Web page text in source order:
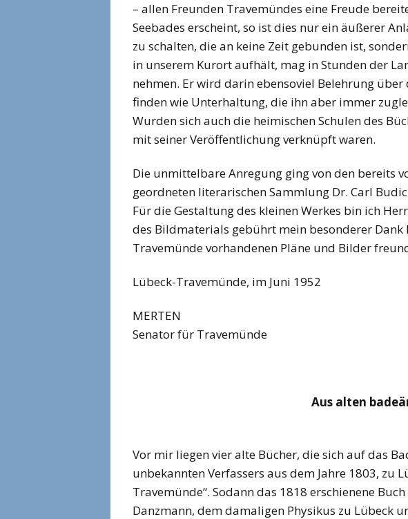
– allen Freunden Travemündes eine Freude
Seebades erscheint, so ist dies nur ein äußerer
zu schalten, die an keine Zeit gebunden ist,
in unserem Kurort aufhält, mag in Stunden der
nehmen. Er wird darin ebensoviel Belehrung
finden wie Unterhaltung, die ihn aber immer
Wurden sich auch die heimischen Schulen des
mit seiner Veröffentlichung verknüpft waren.
Die unmittelbare Anregung ging von den bereits
geordneten literarischen Sammlung Dr. Carl
Für die Gestaltung des kleinen Werkes bin ich
des Bildmaterials gebührt mein besonderer Dank
Travemünde vorhandenen Pläne und Bilder
Lübeck-Travemünde, im Juni 1952
MERTEN
Senator für Travemünde
Aus alten
Vor mir liegen vier alte Bücher, die sich auf das
unbekannten Verfassers aus dem Jahre 1803, zu
Travemünde“. Sodann das 1818 erschienene
Danzmann, dem damaligen Physikus zu Lübeck